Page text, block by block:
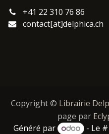
+41 22 310 76 86
contact[at]delphica.ch
Copyright © Librairie
page par
Généré par
- Le